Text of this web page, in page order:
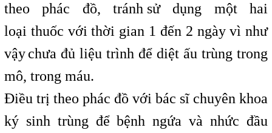
theo phác đồ, tránh sử dụng một hai
loại thuốc với thời gian 1 đến 2 ngày vì như
vậy,chưa đủ liệu trình để diệt ấu trùng trong
mô, trong máu.
Điều trị theo phác đồ với bác sĩ chuyên khoa
ký sinh trùng để bệnh ngứa và nhức đầu